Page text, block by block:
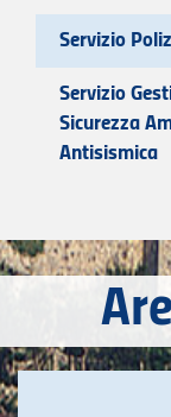
Servizio
Servizio
Sicurezza
Antisismica